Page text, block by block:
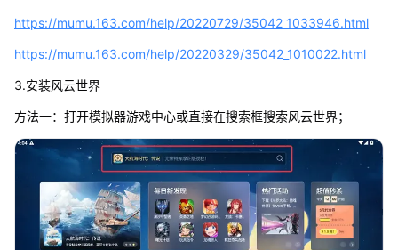
https://mumu.163.com/help/20220729/35042_1033946.html
https://mumu.163.com/help/20220329/35042_1010022.html
3.安装风云世界
方法一：打开模拟器游戏中心或直接在搜索框搜索风云世界；